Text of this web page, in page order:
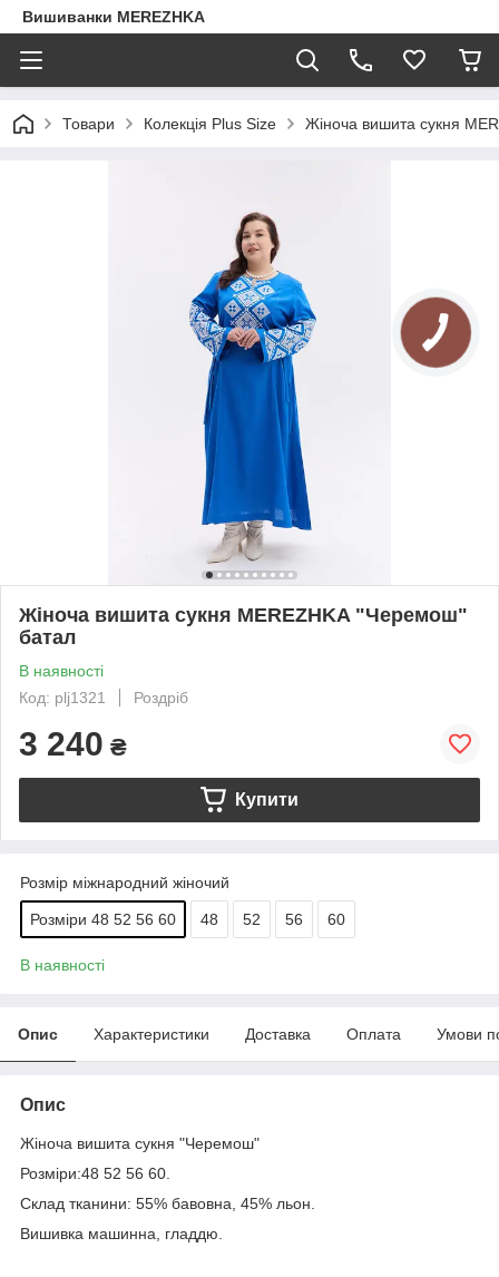
Вишиванки MEREZHKA
Товари Колекція Plus Size Жіноча вишита сукня
Жіноча вишита сукня MEREZHKA "Черемош"
батал
В наявності
Код: plj1321
Роздріб
3 240 ₴
Купити
Розмір міжнародний жіночий
Розміри 48 52 56 60 48 52 56 60
В наявності
Опис Характеристики Доставка Оплата Умови
Опис
Жіноча вишита сукня "Черемош"
Розміри:48 52 56 60.
Склад тканини: 55% бавовна, 45% льон.
Вишивка машинна, гладдю.